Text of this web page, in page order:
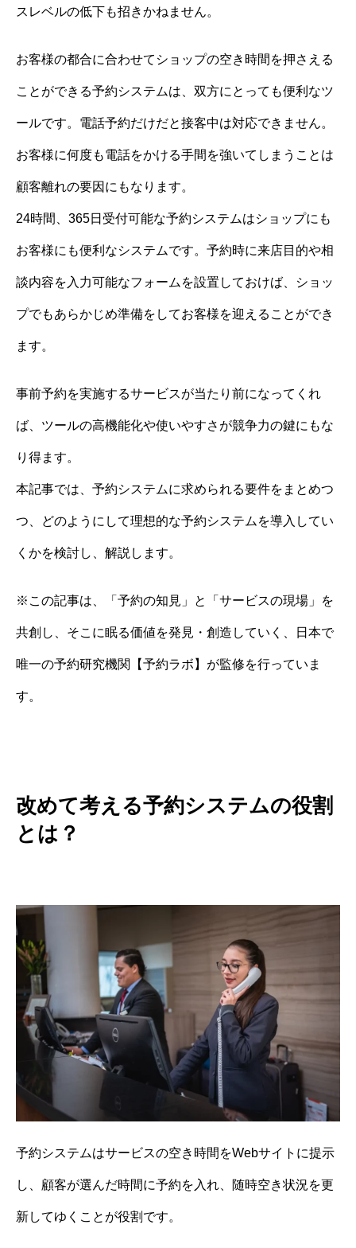
スレベルの低下も招きかねません。
お客様の都合に合わせてショップの空き時間を押さえる
ことができる予約システムは、双方にとっても便利なツ
ールです。電話予約だけだと接客中は対応できません。
お客様に何度も電話をかける手間を強いてしまうことは
顧客離れの要因にもなります。
24時間、365日受付可能な予約システムはショップにも
お客様にも便利なシステムです。予約時に来店目的や相
談内容を入力可能なフォームを設置しておけば、ショッ
プでもあらかじめ準備をしてお客様を迎えることができ
ます。
事前予約を実施するサービスが当たり前になってくれ
ば、ツールの高機能化や使いやすさが競争力の鍵にもな
り得ます。
本記事では、予約システムに求められる要件をまとめつ
つ、どのようにして理想的な予約システムを導入してい
くかを検討し、解説します。
※この記事は、「予約の知見」と「サービスの現場」を
共創し、そこに眠る価値を発見・創造していく、日本で
唯一の予約研究機関【予約ラボ】が監修を行っていま
す。
改めて考える予約システムの役割
とは？
予約システムはサービスの空き時間をWebサイトに提示
し、顧客が選んだ時間に予約を入れ、随時空き状況を更
新してゆくことが役割です。